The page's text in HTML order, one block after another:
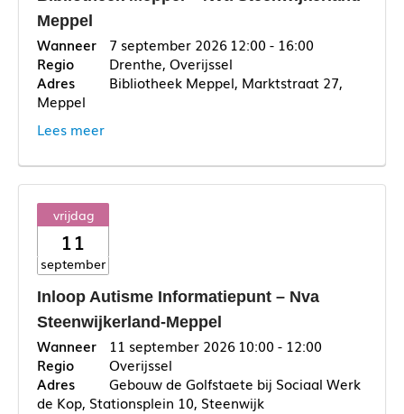
Meppel
7 september 2026 12:00 - 16:00
Drenthe, Overijssel
Bibliotheek Meppel, Marktstraat 27,
Meppel
Lees meer
vrijdag
11
september
Inloop Autisme Informatiepunt – Nva
Steenwijkerland-Meppel
11 september 2026 10:00 - 12:00
Overijssel
Gebouw de Golfstaete bij Sociaal Werk
de Kop, Stationsplein 10, Steenwijk